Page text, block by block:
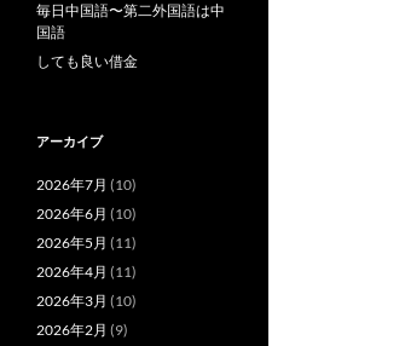
毎日中国語〜第二外国語は中
国語
しても良い借金
アーカイブ
2026年7月 (10)
2026年6月 (10)
2026年5月 (11)
2026年4月 (11)
2026年3月 (10)
2026年2月 (9)